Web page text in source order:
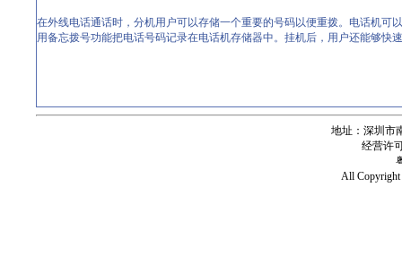
在外线电话通话时，分机用户可以存储一个重要的号码以便重拨。电话机
用备忘拨号功能把电话号码记录在电话机存储器中。挂机后，用户还能够快
地址：深圳市
经营许
All